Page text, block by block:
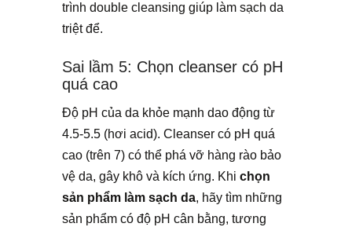
trình double cleansing giúp làm sạch da
triệt để.
Sai lầm 5: Chọn cleanser có pH
quá cao
Độ pH của da khỏe mạnh dao động từ
4.5-5.5 (hơi acid). Cleanser có pH quá
cao (trên 7) có thể phá vỡ hàng rào bảo
vệ da, gây khô và kích ứng. Khi chọn
sản phẩm làm sạch da, hãy tìm những
sản phẩm có độ pH cân bằng, tương